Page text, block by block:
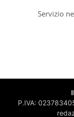
Servizio
P.IVA: